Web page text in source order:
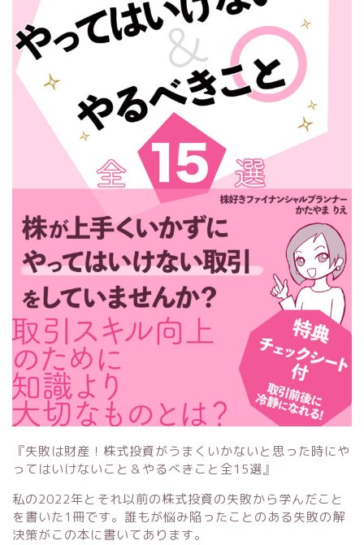
『失敗は財産！株式投資がうまくいかないと思った時にや
ってはいけないこと＆やるべきこと全15選』
私の2022年とそれ以前の株式投資の失敗から学んだこと
を書いた1冊です。誰もが悩み陥ったことのある失敗の解
決策がこの本に書いてあります。